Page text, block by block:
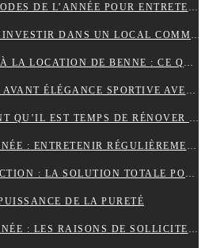
LES MEILLEURES PÉRIODES DE L’ANNÉE POUR ENTRETENIR VOS GOUTTIÈRES
6 BONNES RAISONS D’INVESTIR DANS UN LOCAL COMMERCIAL
LES COÛTS ASSOCIÉS À LA LOCATION DE BENNE : CE QUE VOUS DEVEZ SAVOIR
COMMENT METTRE EN AVANT ÉLÉGANCE SPORTIVE AVEC LE POLO RUGBY ALL BLACK ?
LES SIGNES INDIQUANT QU’IL EST TEMPS DE RÉNOVER VOTRE TOITURE
RAMONAGE DE CHEMINÉE : ENTRETENIR RÉGULIÈREMENT VOS CONDUITS DE FUMÉE
FILTROPURE TRIPLE ACTION : LA SOLUTION TOTALE POUR L’EAU
DE LA PURETÉ
RAMONAGE DE CHEMINÉE : LES RAISONS DE SOLLICITER LES SERVICES D’UN PROFESSIONNEL